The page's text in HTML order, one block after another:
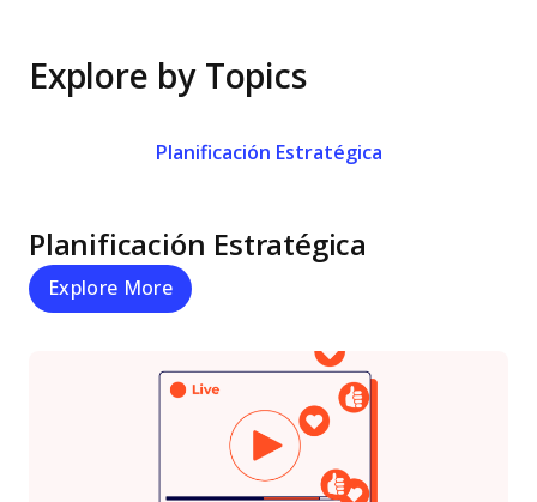
Explore by Topics
Planificación Estratégica
Planificación Estratégica
Explore More